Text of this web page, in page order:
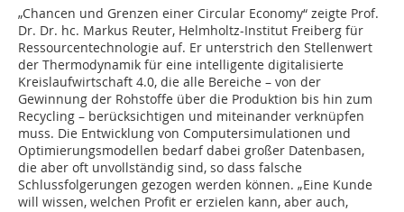
„Chancen und Grenzen einer Circular Economy“ zeigte Prof.
Dr. Dr. hc. Markus Reuter, Helmholtz-Institut Freiberg für
Ressourcentechnologie auf. Er unterstrich den Stellenwert
der Thermodynamik für eine intelligente digitalisierte
Kreislaufwirtschaft 4.0, die alle Bereiche – von der
Gewinnung der Rohstoffe über die Produktion bis hin zum
Recycling – berücksichtigen und miteinander verknüpfen
muss. Die Entwicklung von Computersimulationen und
Optimierungsmodellen bedarf dabei großer Datenbasen,
die aber oft unvollständig sind, so dass falsche
Schlussfolgerungen gezogen werden können. „Eine Kunde
will wissen, welchen Profit er erzielen kann, aber auch,